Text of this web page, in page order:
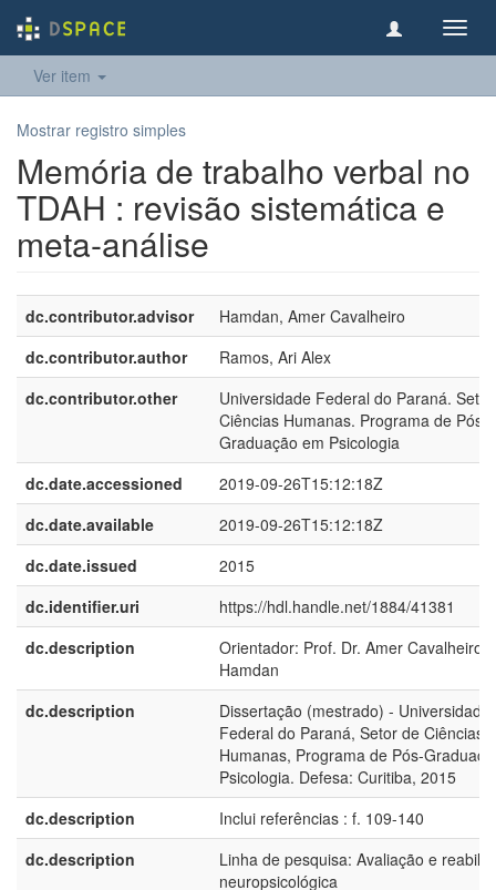
Ver item
Mostrar registro simples
Memória de trabalho verbal no
TDAH : revisão sistemática e
meta-análise
dc.contributor.advisor
Hamdan, Amer Cavalheiro
dc.contributor.author
Ramos, Ari Alex
dc.contributor.other
Universidade Federal do Paraná.
Ciências Humanas. Programa de Pós-
Graduação em Psicologia
dc.date.accessioned
2019-09-26T15:12:18Z
dc.date.available
2019-09-26T15:12:18Z
dc.date.issued
2015
dc.identifier.uri
https://hdl.handle.net/1884/41381
dc.description
Orientador: Prof. Dr. Amer Cavalheiro
Hamdan
dc.description
Dissertação (mestrado) - Universidade
Federal do Paraná, Setor de Ciências
Humanas, Programa de Pós-
Psicologia. Defesa: Curitiba, 2015
dc.description
Inclui referências : f. 109-140
dc.description
Linha de pesquisa: Avaliação e
neuropsicológica